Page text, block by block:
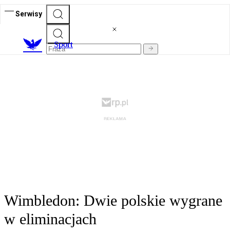
Serwisy
Sport
Wimbledon: Dwie polskie wygrane
w eliminacjach